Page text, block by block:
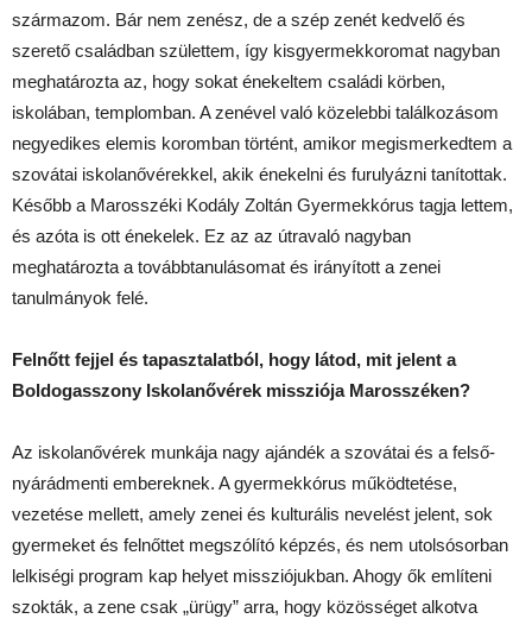
származom. Bár nem zenész, de a szép zenét kedvelő és
szerető családban születtem, így kisgyermekkoromat nagyban
meghatározta az, hogy sokat énekeltem családi körben,
iskolában, templomban. A zenével való közelebbi találkozásom
negyedikes elemis koromban történt, amikor megismerkedtem a
szovátai iskolanővérekkel, akik énekelni és furulyázni tanítottak.
Később a Marosszéki Kodály Zoltán Gyermekkórus tagja lettem,
és azóta is ott énekelek. Ez az az útravaló nagyban
meghatározta a továbbtanulásomat és irányított a zenei
tanulmányok felé.
Felnőtt fejjel és tapasztalatból, hogy látod, mit jelent a
Boldogasszony Iskolanővérek missziója Marosszéken?
Az iskolanővérek munkája nagy ajándék a szovátai és a felső-
nyárádmenti embereknek. A gyermekkórus működtetése,
vezetése mellett, amely zenei és kulturális nevelést jelent, sok
gyermeket és felnőttet megszólító képzés, és nem utolsósorban
lelkiségi program kap helyet missziójukban. Ahogy ők említeni
szokták, a zene csak „ürügy” arra, hogy közösséget alkotva